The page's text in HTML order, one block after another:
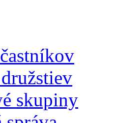
skupiny